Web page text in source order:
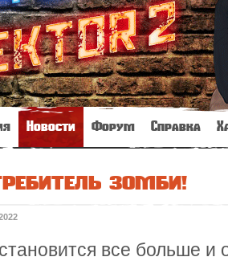
Новости Форум Справка
зомби!
все больше и